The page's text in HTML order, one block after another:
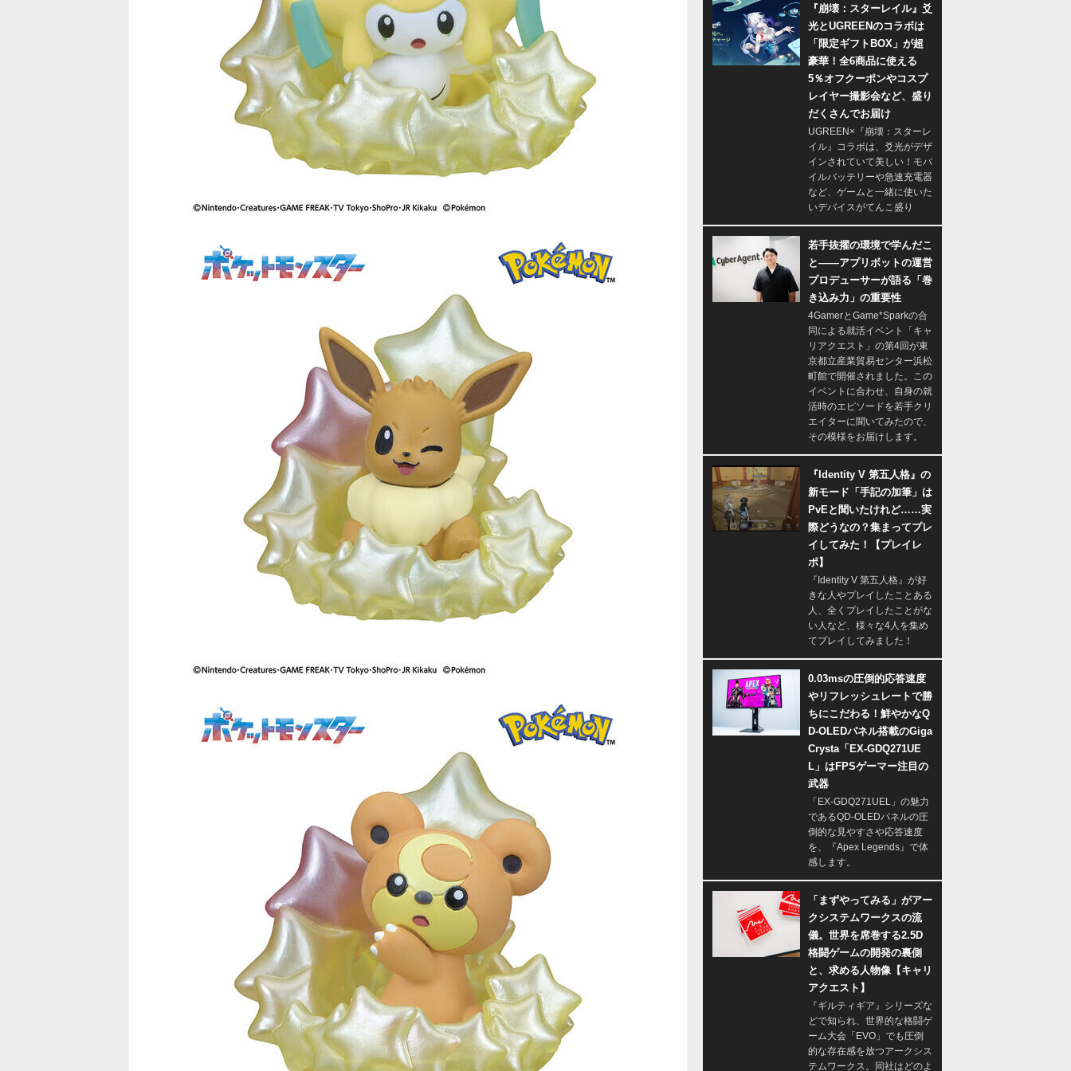
『崩壊：スターレイル』爻
光とUGREENのコラボは
「限定ギフトBOX」が超
豪華！全6商品に使える
5％オフクーポンやコスプ
レイヤー撮影会など、盛り
だくさんでお届け
UGREEN×『崩壊：スターレ
イル』コラボは、爻光がデザ
インされていて美しい！モバ
イルバッテリーや急速充電器
など、ゲームと一緒に使いた
いデバイスがてんこ盛り
若手抜擢の環境で学んだこ
と――アプリボットの運営
プロデューサーが語る「巻
き込み力」の重要性
4GamerとGame*Sparkの合
同による就活イベント「キャ
リアクエスト」の第4回が東
京都立産業貿易センター浜松
町館で開催されました。この
イベントに合わせ、自身の就
活時のエピソードを若手クリ
エイターに聞いてみたので、
その模様をお届けします。
『Identity V 第五人格』の
新モード「手記の加筆」は
PvEと聞いたけれど……実
際どうなの？集まってプレ
イしてみた！【プレイレ
ポ】
『Identity V 第五人格』が好
きな人やプレイしたことある
人、全くプレイしたことがな
い人など、様々な4人を集め
てプレイしてみました！
0.03msの圧倒的応答速度
やリフレッシュレートで勝
ちにこだわる！鮮やかなQ
D-OLEDパネル搭載のGiga
Crysta「EX-GDQ271UE
L」はFPSゲーマー注目の
武器
「EX-GDQ271UEL」の魅力
であるQD-OLEDパネルの圧
倒的な見やすさや応答速度
を、『Apex Legends』で体
感します。
「まずやってみる」がアー
クシステムワークスの流
儀。世界を席巻する2.5D
格闘ゲームの開発の裏側
と、求める人物像【キャリ
アクエスト】
『ギルティギア』シリーズな
どで知られ、世界的な格闘ゲ
ーム大会「EVO」でも圧倒
的な存在感を放つアークシス
テムワークス。同社はどのよ